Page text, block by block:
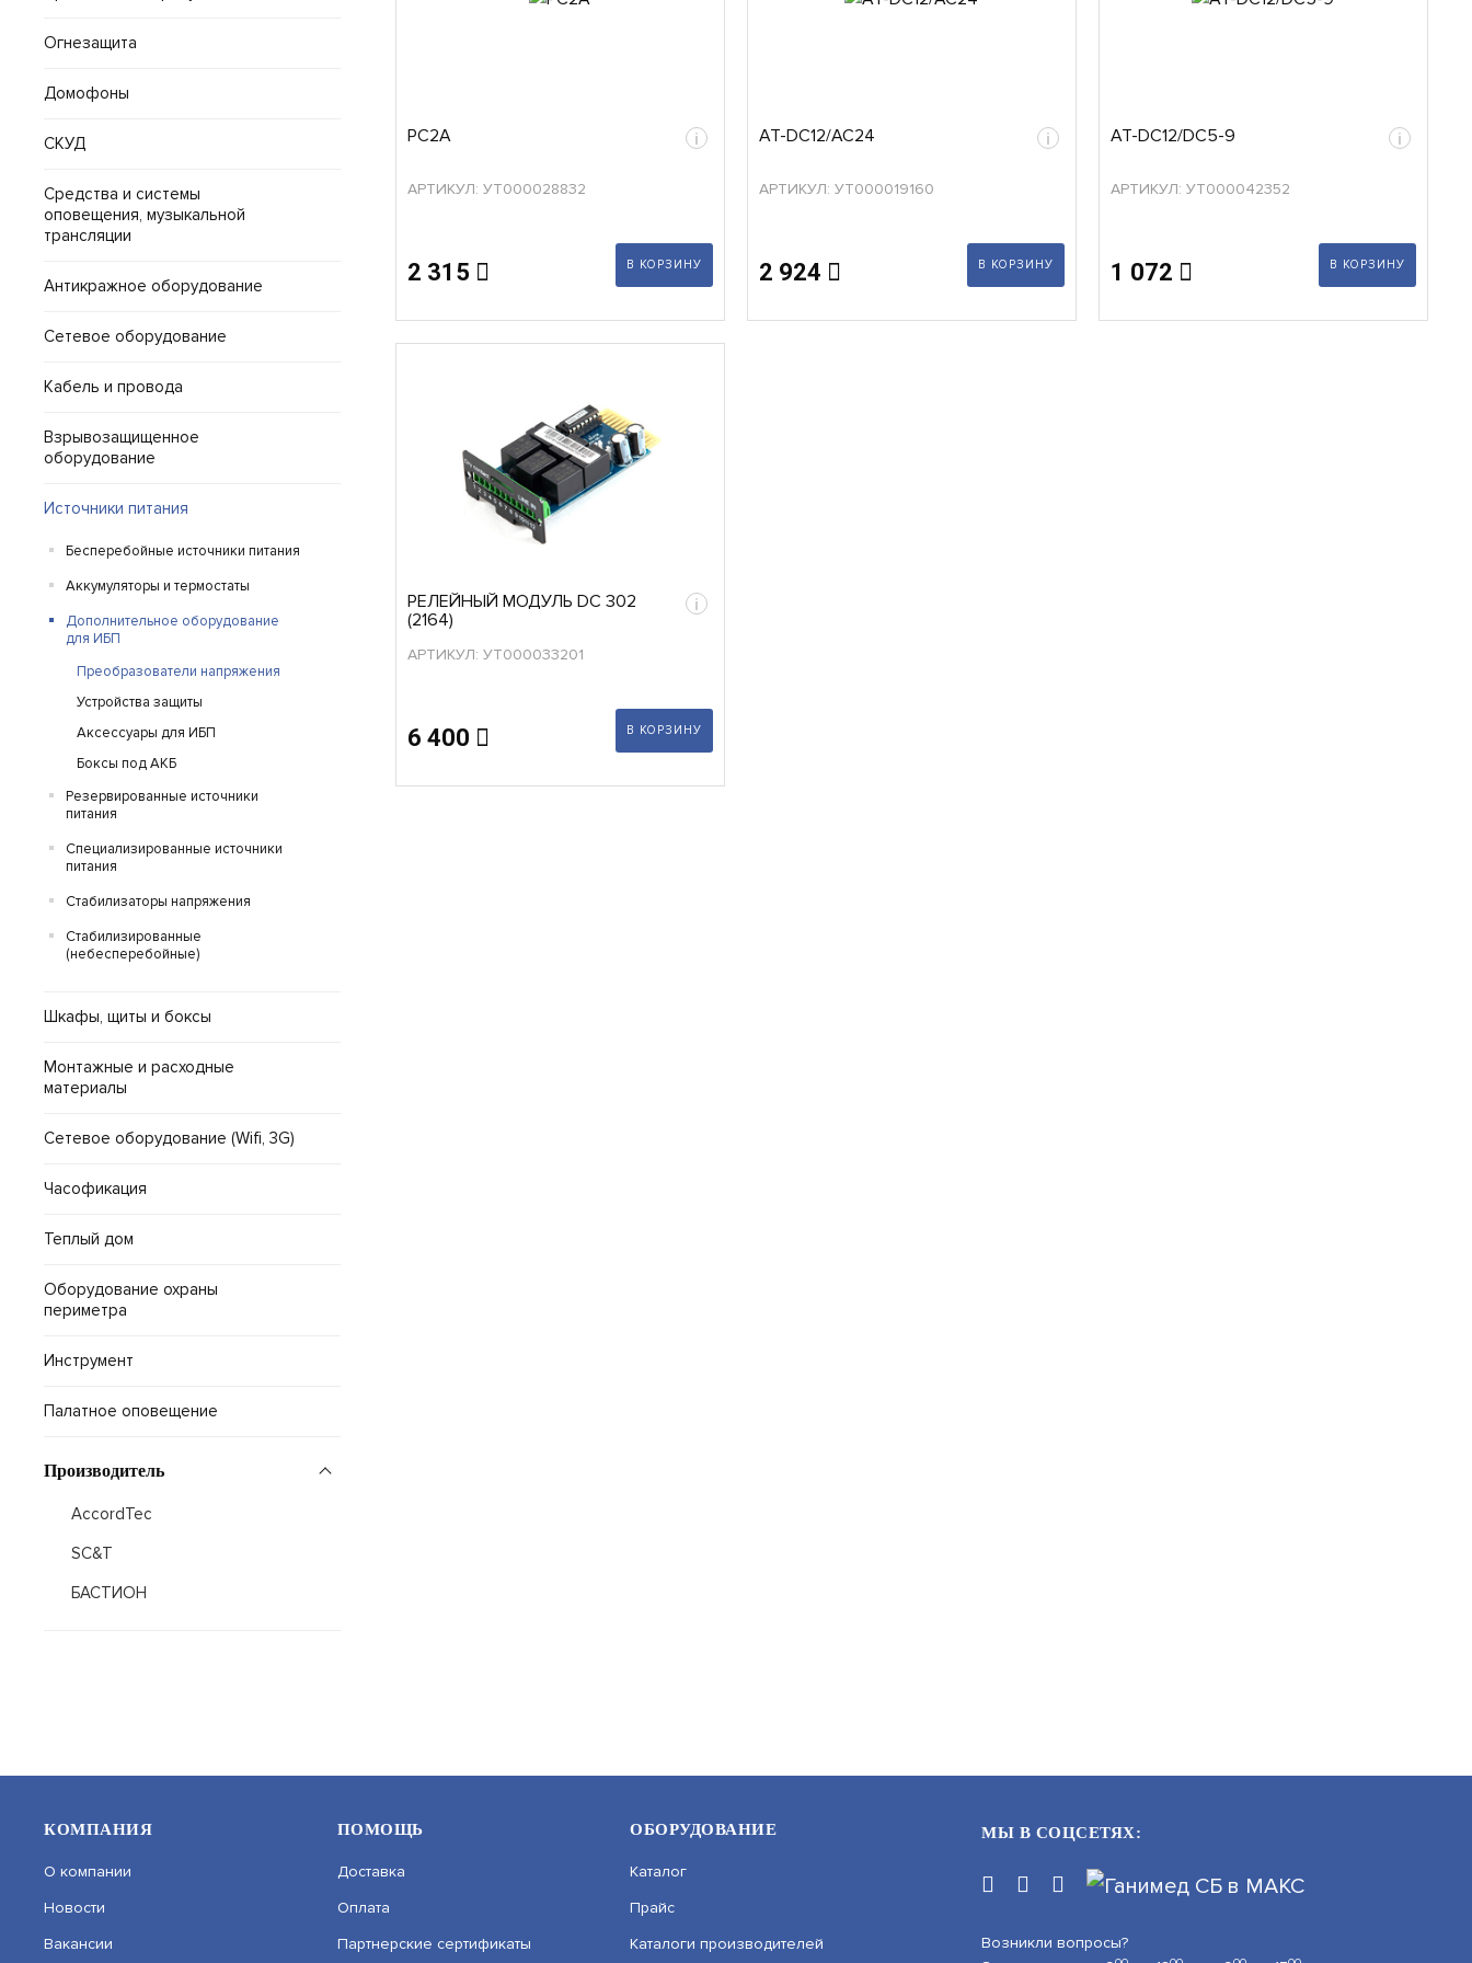
Огнезащита
Домофоны
СКУД
Средства и системы
оповещения, музыкальной
трансляции
Антикражное оборудование
Сетевое оборудование
Кабель и провода
Взрывозащищенное
оборудование
Источники питания
Бесперебойные источники питания
Аккумуляторы и термостаты
Дополнительное оборудование
для ИБП
Преобразователи напряжения
Устройства защиты
Аксессуары для ИБП
Боксы под АКБ
Резервированные источники
питания
Специализированные источники
питания
Стабилизаторы напряжения
Стабилизированные
(небесперебойные)
Шкафы, щиты и боксы
Монтажные и расходные
материалы
Сетевое оборудование (Wifi, 3G)
Часофикация
Теплый дом
Оборудование охраны
периметра
Инструмент
Палатное оповещение
Производитель
AccordTec
SC&T
БАСТИОН
PC2A i
АРТИКУЛ: УТ000028832
2 315 В КОРЗИНУ
AT-DC12/AC24 i
АРТИКУЛ: УТ000019160
2 924 В КОРЗИНУ
AT-DC12/DC5-9 i
АРТИКУЛ: УТ000042352
1 072 В КОРЗИНУ
РЕЛЕЙНЫЙ МОДУЛЬ DC 302
(2164)
i
АРТИКУЛ: УТ000033201
6 400 В КОРЗИНУ
КОМПАНИЯ
О компании
Новости
Вакансии
ПОМОЩЬ
Доставка
Оплата
Партнерские сертификаты
ОБОРУДОВАНИЕ
Каталог
Прайс
Каталоги производителей
МЫ В СОЦСЕТЯХ:
Возникли вопросы?